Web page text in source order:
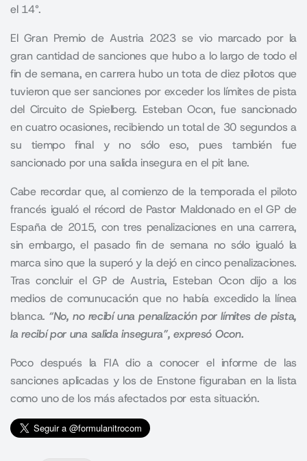
el 14°.
El Gran Premio de Austria2023 se vio marcado por la
gran cantidad de sanciones que hubo a lo largo de todo el
fin de semana, en carrera hubo un tota de diez pilotos que
tuvieron que ser sanciones por exceder los límites de pista
del Circuito de Spielberg. Esteban Ocon, fue sancionado
en cuatro ocasiones, recibiendo un total de 30 segundos a
su tiempo final y no sólo eso, pues también fue
sancionado por una salida insegura en el pit lane.
Cabe recordar que, al comienzo de la temporada el piloto
francés igualó el récord de Pastor Maldonado en el GP de
España de 2015, con tres penalizaciones en una carrera,
sin embargo, el pasado fin de semana no sólo igualó la
marca sino que la superó y la dejó en cinco penalizaciones.
Tras concluir el GP de Austria, Esteban Ocon dijo a los
medios de comunucación que no había excedido la línea
blanca. “No, no recibí una penalización por límites de pista,
la recibí por una salida insegura”, expresó Ocon.
Poco después la FIA dio a conocer el informe de las
sanciones aplicadas y los de Enstone figuraban en la lista
como uno de los más afectados por esta situación.